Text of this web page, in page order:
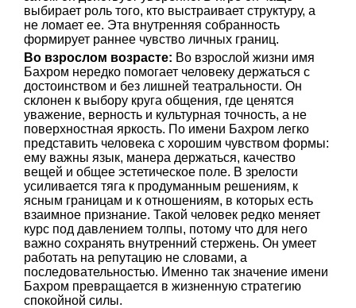
выбирает роль того, кто выстраивает структуру, а
не ломает ее. Эта внутренняя собранность
формирует раннее чувство личных границ.
Во взрослом возрасте: Во взрослой жизни имя
Бахром нередко помогает человеку держаться с
достоинством и без лишней театральности. Он
склонен к выбору круга общения, где ценятся
уважение, верность и культурная точность, а не
поверхностная яркость. По имени Бахром легко
представить человека с хорошим чувством формы:
ему важны язык, манера держаться, качество
вещей и общее эстетическое поле. В зрелости
усиливается тяга к продуманным решениям, к
ясным границам и к отношениям, в которых есть
взаимное признание. Такой человек редко меняет
курс под давлением толпы, потому что для него
важно сохранять внутренний стержень. Он умеет
работать на репутацию не словами, а
последовательностью. Именно так значение имени
Бахром превращается в жизненную стратегию
спокойной силы.